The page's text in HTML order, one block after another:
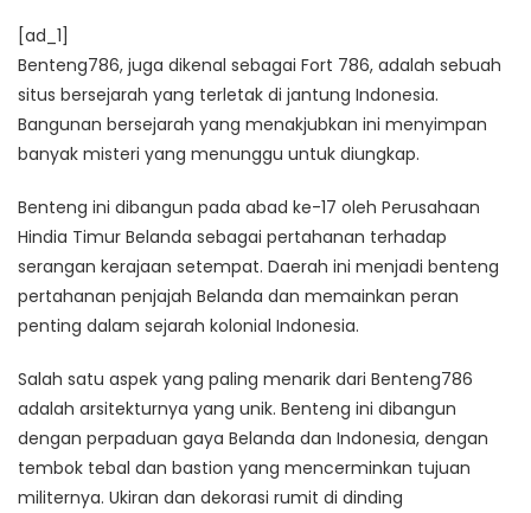
[ad_1]
Benteng786, juga dikenal sebagai Fort 786, adalah sebuah
situs bersejarah yang terletak di jantung Indonesia.
Bangunan bersejarah yang menakjubkan ini menyimpan
banyak misteri yang menunggu untuk diungkap.
Benteng ini dibangun pada abad ke-17 oleh Perusahaan
Hindia Timur Belanda sebagai pertahanan terhadap
serangan kerajaan setempat. Daerah ini menjadi benteng
pertahanan penjajah Belanda dan memainkan peran
penting dalam sejarah kolonial Indonesia.
Salah satu aspek yang paling menarik dari Benteng786
adalah arsitekturnya yang unik. Benteng ini dibangun
dengan perpaduan gaya Belanda dan Indonesia, dengan
tembok tebal dan bastion yang mencerminkan tujuan
militernya. Ukiran dan dekorasi rumit di dinding